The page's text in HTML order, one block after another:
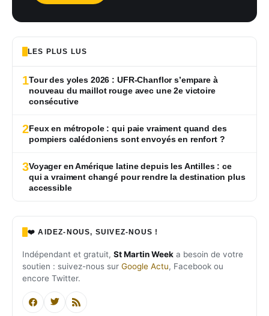
LES PLUS LUS
1Tour des yoles 2026 : UFR-Chanflor s’empare à
nouveau du maillot rouge avec une 2e victoire
consécutive
2Feux en métropole : qui paie vraiment quand des
pompiers calédoniens sont envoyés en renfort ?
3Voyager en Amérique latine depuis les Antilles : ce
qui a vraiment changé pour rendre la destination plus
accessible
❤️ AIDEZ-NOUS, SUIVEZ-NOUS !
Indépendant et gratuit, St Martin Week a besoin de votre
soutien : suivez-nous sur Google Actu, Facebook ou
encore Twitter.